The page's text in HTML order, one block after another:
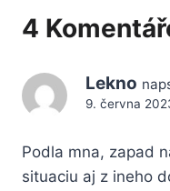
4
Lekno
9. června
Podla mna, zapad
situaciu aj z ineho